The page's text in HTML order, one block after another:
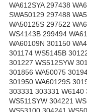
WA612SYA 297438
SWA50129 297488
WA50125S 297522
WS4143B 299494
WA60109N 301150
301174 WS5145B
301227 WS512SYW
301856 WA50075
301950 WA60129S
303331 303331 W6140
WS511SYW 304221
WS53100 304241